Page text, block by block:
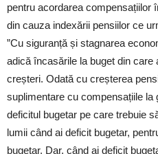
pentru acordarea compensațiilor
din cauza indexării pensiilor ce
”Cu siguranță și stagnarea
adică încasările la buget din
creșteri. Odată cu creșterea
suplimentare cu compensațiile
deficitul bugetar pe care trebuie
lumii când ai deficit bugetar,
bugetar. Dar, când ai deficit